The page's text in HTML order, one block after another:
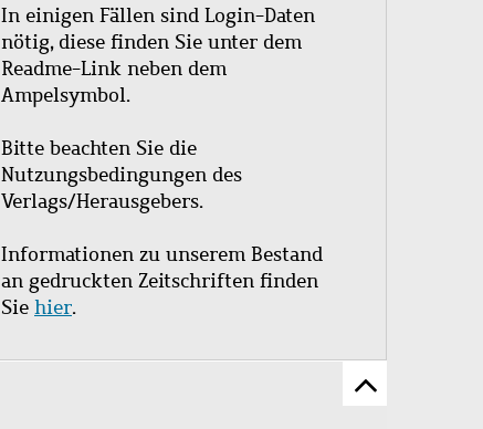
In einigen Fällen sind Login-Daten
nötig, diese finden Sie unter dem
Readme-Link neben dem
Ampelsymbol.
Bitte beachten Sie die
Nutzungsbedingungen des
Verlags/Herausgebers.
Informationen zu unserem Bestand
an gedruckten Zeitschriften finden
Sie hier.
Zum